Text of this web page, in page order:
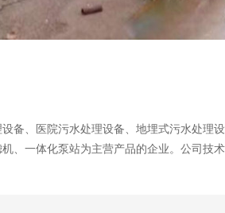
备、医院污水处理设备、地埋式污水处理
、一体化泵站为主营产品的企业。公司技